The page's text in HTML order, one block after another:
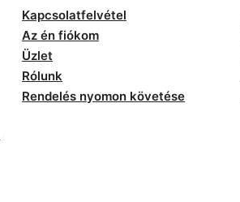
Kapcsolatfelvétel
Az én fiókom
Üzlet
Rólunk
Rendelés nyomon követése